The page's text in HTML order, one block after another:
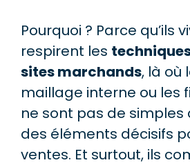
Pourquoi ? Parce qu’ils
respirent les
sites marchands, là où
maillage interne ou les
ne sont pas de simples
des éléments décisifs
ventes. Et surtout, ils